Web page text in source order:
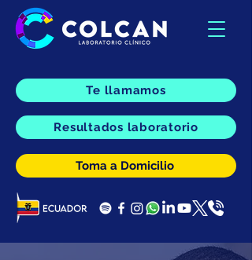
Te llamamos
Resultados laboratorio
Toma a Domicilio